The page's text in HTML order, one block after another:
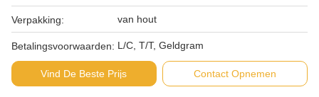
Verpakking: van hout
Betalingsvoorwaarden: L/C, T/T, Geldgram
Vind De Beste Prijs Contact Opnemen